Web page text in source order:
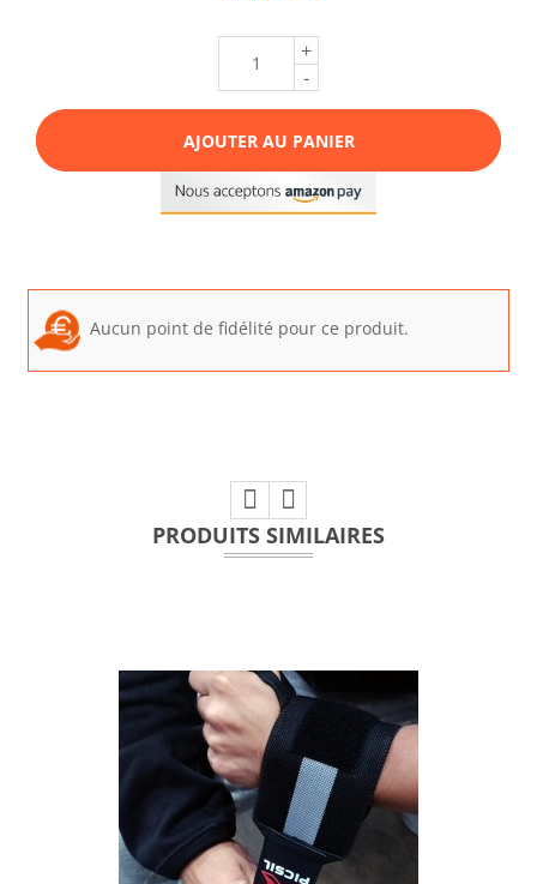
+
-
AJOUTER AU PANIER
Aucun point de fidélité pour ce produit.
PRODUITS SIMILAIRES